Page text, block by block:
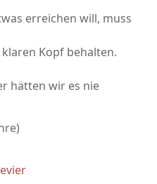
erreichen will, muss
Kopf behalten.
hätten wir es nie